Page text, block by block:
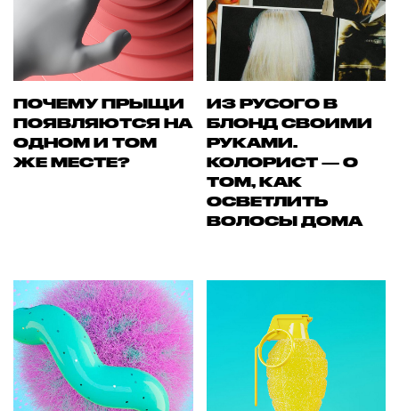
ПОЧЕМУ ПРЫЩИ
ПОЯВЛЯЮТСЯ НА
ОДНОМ И ТОМ
ЖЕ МЕСТЕ?
ИЗ РУСОГО В
БЛОНД СВОИМИ
РУКАМИ.
КОЛОРИСТ — О
ТОМ, КАК
ОСВЕТЛИТЬ
ВОЛОСЫ ДОМА